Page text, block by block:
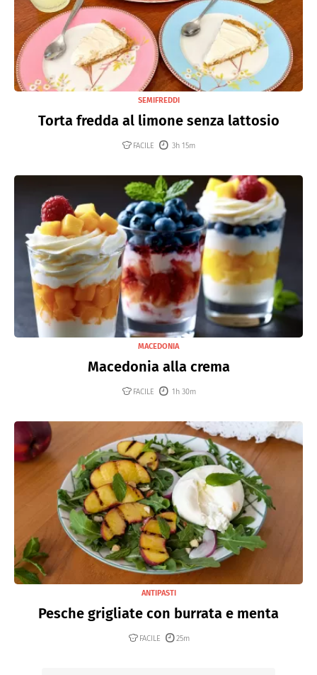
SEMIFREDDI
Torta fredda al limone senza lattosio
FACILE 3h 15m
MACEDONIA
Macedonia alla crema
FACILE 1h 30m
ANTIPASTI
Pesche grigliate con burrata e menta
FACILE 25m